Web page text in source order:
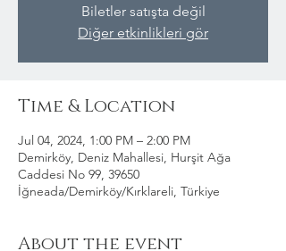
Biletler satışta değil
Diğer etkinlikleri gör
Time & Location
Jul 04, 2024, 1:00 PM – 2:00 PM
Demirköy, Deniz Mahallesi, Hurşit Ağa
Caddesi No 99, 39650
İğneada/Demirköy/Kırklareli, Türkiye
About the event